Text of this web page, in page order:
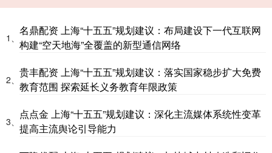
1、
名鼎配资 上海“十五五”规划建议：布局建设下一代互联网
构建“空天地海”全覆盖的新型通信网络
2、
贵丰配资 上海“十五五”规划建议：落实国家稳步扩大免费
教育范围 探索延长义务教育年限政策
3、
点点金 上海“十五五”规划建议：深化主流媒体系统性变革
提高主流舆论引导能力